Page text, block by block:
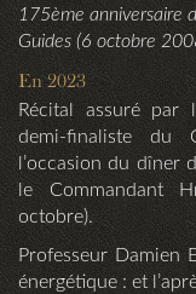
175ème anniversaire
Guides (6 octobre
En 2023
Récital assuré par
demi-finaliste du
l’occasion du dîner
le Commandant
octobre).
Professeur Damien
énergétique : et